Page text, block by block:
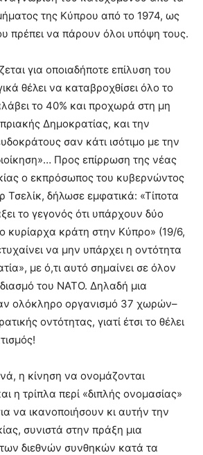
της Κύπρου από το 1974, ως
πρέπει να πάρουν όλοι υπόψη τους.
για οποιαδήποτε επίλυση του
θέλει να καταβροχθίσει όλο το
το 40% και προχωρά στη μη
Δημοκρατίας, και την
σαν κάτι ισότιμο με την
Προς επίρρωση της νέας
ο εκπρόσωπος του κυβερνώντος
δήλωσε εμφατικά: «Τίποτα
το γεγονός ότι υπάρχουν δύο
κυρίαρχα κράτη στην Κύπρο» (19/6,
να μην υπάρχει η οντότητα
με ό,τι αυτό σημαίνει σε όλον
του ΝΑΤΟ. Δηλαδή μια
ολόκληρο οργανισμό 37 χωρών–
οντότητας, γιατί έτσι το θέλει
η κίνηση να ονομάζονται
η τρίπλα περί «διπλής ονομασίας»
να ικανοποιήσουν κι αυτήν την
συνιστά στην πράξη μια
διεθνών συνθηκών κατά τα